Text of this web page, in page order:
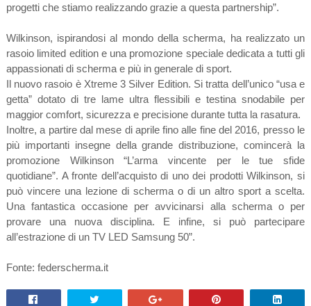
progetti che stiamo realizzando grazie a questa partnership”.
Wilkinson, ispirandosi al mondo della scherma, ha realizzato un
rasoio limited edition e una promozione speciale dedicata a tutti gli
appassionati di scherma e più in generale di sport.
Il nuovo rasoio è Xtreme 3 Silver Edition. Si tratta dell’unico “usa e
getta” dotato di tre lame ultra flessibili e testina snodabile per
maggior comfort, sicurezza e precisione durante tutta la rasatura.
Inoltre, a partire dal mese di aprile fino alle fine del 2016, presso le
più importanti insegne della grande distribuzione, comincerà la
promozione Wilkinson “L’arma vincente per le tue sfide
quotidiane”. A fronte dell’acquisto di uno dei prodotti Wilkinson, si
può vincere una lezione di scherma o di un altro sport a scelta.
Una fantastica occasione per avvicinarsi alla scherma o per
provare una nuova disciplina. E infine, si può partecipare
all’estrazione di un TV LED Samsung 50”.
Fonte: federscherma.it